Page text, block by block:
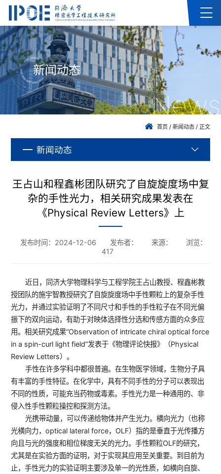
新闻动态
News
首页/ 新闻动态/ 正文
新闻动态
王占山和程鑫彬团队研究了自旋旋度场中复
杂的手性光力，相关研究成果发表在
《Physical Review Letters》上
发布时间：2024-12-06 发布者： 来源：
浏览：
417
近日，同济大学物理科学与工程学院王占山教授、程鑫彬教
授团队的施宇智教授研究了自旋旋度场中手性颗粒上的复杂手性
光力，并通过实验证明了不同尺寸和手性的手性粒子在不同光偏
振下的双向运动，有助于对映体选择性分选和传感方面的众多应
用。相关研究成果“Observation of intricate chiral optical force
in a spin-curl light field”发表于《物理评论快报》（Physical
Review Letters）。
手性在许多学科中都很普遍。在生物医学领域，生物分子具
有丰富的手性特征。在化学中，具有不同手性的分子可以表现出
不同的性质，可能充当药物或毒素。手性光力是一种通用的、非
侵入性手性颗粒操控和探测方法。
光携带动量，可以传递给物体并产生光力。横向光力（也称
光横向力，optical lateral force，OLF）指的是垂直于光传播方
向且与光的强度和相位梯度无关的光力。手性颗粒OLF的研究，
尤其是在实验方面的证明，对于实现其应用至关重要。到目前为
止，手性光力的实验证明主要涉及单一的光性质，如横向自旋、